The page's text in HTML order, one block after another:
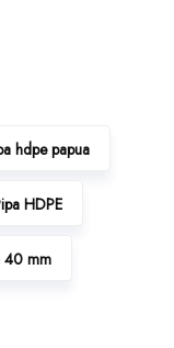
hdpe papua
HDPE
40 mm